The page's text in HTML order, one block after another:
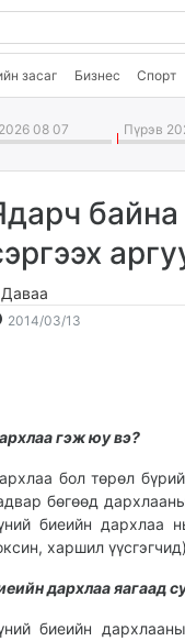
засаг Бизнес Спорт
08 07 Пүрэв
байна
2014/03/13
гэж юу вэ?
бол төрөл
бөгөөд
биеийн дархлаа
харшил
дархлаа яагаад
биеийн